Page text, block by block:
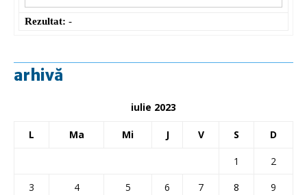
Rezultat: -
arhivă
iulie 2023
L Ma Mi J V S D
1
2
3
4 5 6 7 8
9